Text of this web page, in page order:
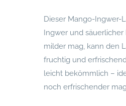
Dieser Mango-Ingwer-
Ingwer und
milder mag, kann den
fruchtig und
leicht bekömmlich –
noch erfrischender